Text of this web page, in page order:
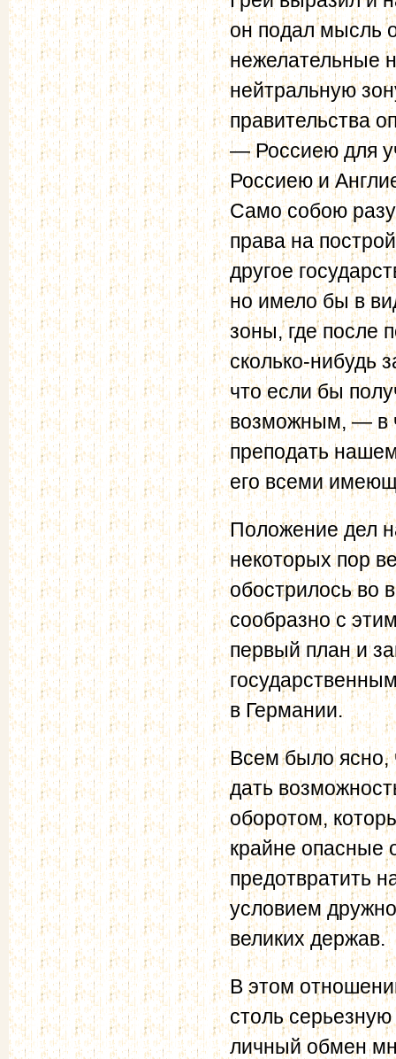
он подал мысль
нежелательные
нейтральную
правительства
— Россиею для
Россиею и
Само собою
права на
другое
но имело бы в
зоны, где после
сколько-нибудь
что если бы
возможным, — в
преподать
его всеми
Положение дел
некоторых пор
обострилось во
сообразно с
первый план и
в Германии.
Всем было ясно,
дать
оборотом,
крайне опасные
предотвратить
условием
великих держав.
В этом
столь
личный обмен